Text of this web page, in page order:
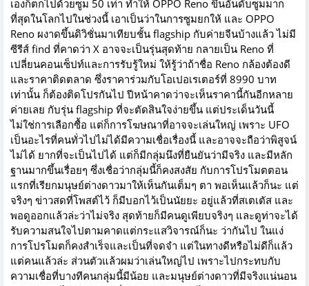
เองก็ตกไปด้วยซูม 50 เท่า ทำให้ OPPO Reno ขึ้นอันดับซูมมาก
ที่สุดในโลกไปในช่วงนี้ เอาเป็นว่าในการซูมยกให้ และ OPPO
Reno ผงาดขึ้นดิวิชั่นมาเทียบชั้น flagship กับค่ายจีนบ้างแล้ว ไม่มี
ซีรีส์ find ที่คาดว่า X อาจจะเป็นรุ่นสุดท้าย กลายเป็น Reno ที่
เปลี่ยนคอนเซ็ปท์และการรับรู้ใหม่ ให้รู้ว่าถ้าชื่อ Reno กล้องต้องดี
และราคาติดตลาด ซึ่งราคาร่วมกับโอเปอเรเตอร์ที่ 8990 บาท
เท่านั้น ก็ต้องติดโปรกันไป ปีหน้าคาดว่าจะเห็นราคานี้กันอีกหลาย
ค่ายเลย กับรุ่น flagship ที่จะตัดสินใจง่ายขึ้น แต่ประเด็นวันนี้
ไม่ใช่การเลือกซื้อ แต่ก็การโฆษณาที่อาจจะเล่นใหญ่ เพราะ UFO
เป็นอะไรที่คนทั่วไปไม่ได้มีความเชื่อเรื่องนี้ และอาจจะถือว่าพิสูจน์
ไม่ได้ ยากที่จะเป็นไปได้ แต่ก็มีกลุ่มนึงที่ยืนยันว่ามีจริง และมีหลัก
ฐานมากขึ้นเรื่อยๆ ซึ่งเชื่อว่ากลุ่มนี้ก็คงสงสัย กับการโปรโมตตอน
แรกที่เรียกมนุษย์ต่างดาวมาให้เห็นกันเต็มๆ ตา พอเห็นแล้วก็นะ แต่
จริงๆ ข่าวสดที่โพสต์ไว้ ก็มีบอกไว้เป็นนัยยะ อยู่แล้วที่สเตเตัส และ
พอดูออกแล้วล่ะว่าไม่จริง สุดท้ายก็มีคนดูเพียบจริงๆ และดูท่าจะได้
รับความสนใจไปตามคาดแต่กระแสวิจารณ์ก็นะ ว่ากันไป ในแง่
การโปรโมตก็คงสำเร็จและเป็นที่จดจำ แต่ในทางดีหรือไม่ดีก็แล้ว
แต่คนแล้วล่ะ ส่วนตัวแล้วผมว่าเล่นใหญ่ไป เพราะไปกระทบกับ
ความเชื่อที่บางทีคนกลุ่มนี้มีน้อย และมนุษย์ต่างดาวที่มีจริงแน่นอน